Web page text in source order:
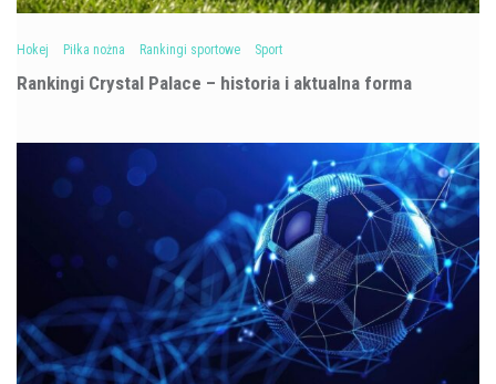
Hokej Piłka nożna Rankingi sportowe Sport
Rankingi Crystal Palace – historia i aktualna forma